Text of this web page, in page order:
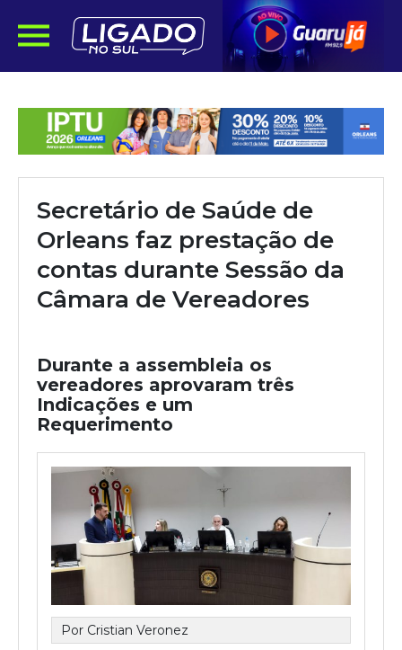
Secretário de Saúde de
Orleans faz prestação de
contas durante Sessão da
Câmara de Vereadores
Durante a assembleia os
vereadores aprovaram três
Indicações e um
Requerimento
Por Cristian Veronez